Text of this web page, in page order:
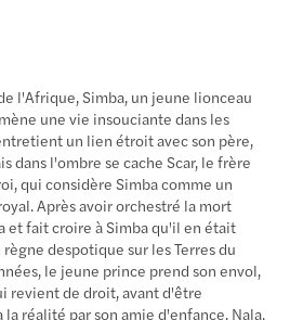
l'Afrique, Simba, un jeune lionceau
une vie insouciante dans les
un lien étroit avec son père,
dans l'ombre se cache Scar, le frère
qui considère Simba comme un
Après avoir orchestré la mort
et fait croire à Simba qu'il en était
despotique sur les Terres du
le jeune prince prend son envol,
revient de droit, avant d'être
réalité par son amie d'enfance, Nala.